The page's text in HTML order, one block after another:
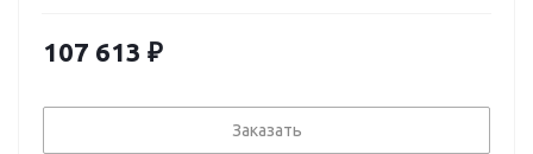
107 613 ₽
Заказать